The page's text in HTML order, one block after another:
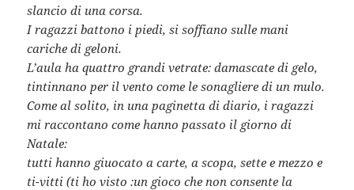
slancio di una corsa.
I ragazzi battono i piedi, si soffiano sulle mani
cariche di geloni.
L’aula ha quattro grandi vetrate: damascate di gelo,
tintinnano per il vento come le sonagliere di un mulo.
Come al solito, in una paginetta di diario, i ragazzi
mi raccontano come hanno passato il giorno di
Natale:
tutti hanno giuocato a carte, a scopa, sette e mezzo e
ti-vitti (ti ho visto :un gioco che non consente la